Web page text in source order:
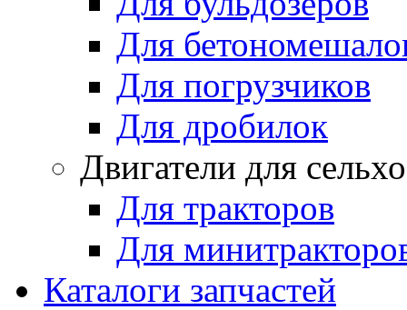
Для
Для погрузчиков
Для дробилок
Двигатели для
Для тракторов
Для
Каталоги запчастей